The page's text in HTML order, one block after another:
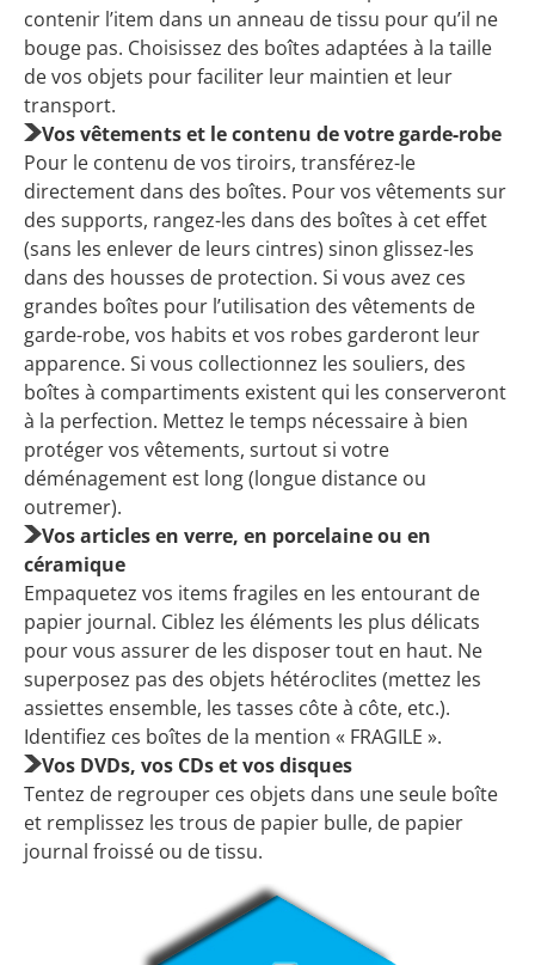
contenir l’item dans un anneau de tissu pour qu’il ne
bouge pas. Choisissez des boîtes adaptées à la taille
de vos objets pour faciliter leur maintien et leur
transport.
Vos vêtements et le contenu de votre garde-robe
Pour le contenu de vos tiroirs, transférez-le
directement dans des boîtes. Pour vos vêtements sur
des supports, rangez-les dans des boîtes à cet effet
(sans les enlever de leurs cintres) sinon glissez-les
dans des housses de protection. Si vous avez ces
grandes boîtes pour l’utilisation des vêtements de
garde-robe, vos habits et vos robes garderont leur
apparence. Si vous collectionnez les souliers, des
boîtes à compartiments existent qui les conserveront
à la perfection. Mettez le temps nécessaire à bien
protéger vos vêtements, surtout si votre
déménagement est long (longue distance ou
outremer).
Vos articles en verre, en porcelaine ou en
céramique
Empaquetez vos items fragiles en les entourant de
papier journal. Ciblez les éléments les plus délicats
pour vous assurer de les disposer tout en haut. Ne
superposez pas des objets hétéroclites (mettez les
assiettes ensemble, les tasses côte à côte, etc.).
Identifiez ces boîtes de la mention « FRAGILE ».
Vos DVDs, vos CDs et vos disques
Tentez de regrouper ces objets dans une seule boîte
et remplissez les trous de papier bulle, de papier
journal froissé ou de tissu.